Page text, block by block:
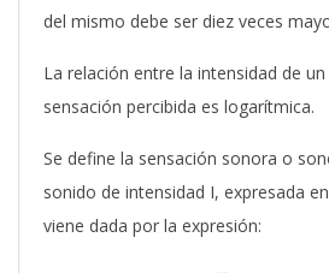
del mismo debe ser diez veces
La relación entre la intensidad de
sensación percibida es logarítmica.
Se define la sensación sonora o
sonido de intensidad I, expresada
viene dada por la expresión: